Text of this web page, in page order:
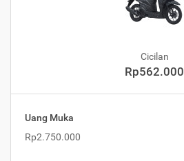
Cicilan
Rp562.000
Uang Muka
Rp2.750.000